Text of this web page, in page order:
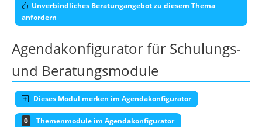
Unverbindliches Beratungangebot zu diesem Thema
anfordern
Agendakonfigurator für Schulungs-
und Beratungsmodule
Dieses Modul merken im Agendakonfigurator
0 Themenmodule im Agendakonfigurator